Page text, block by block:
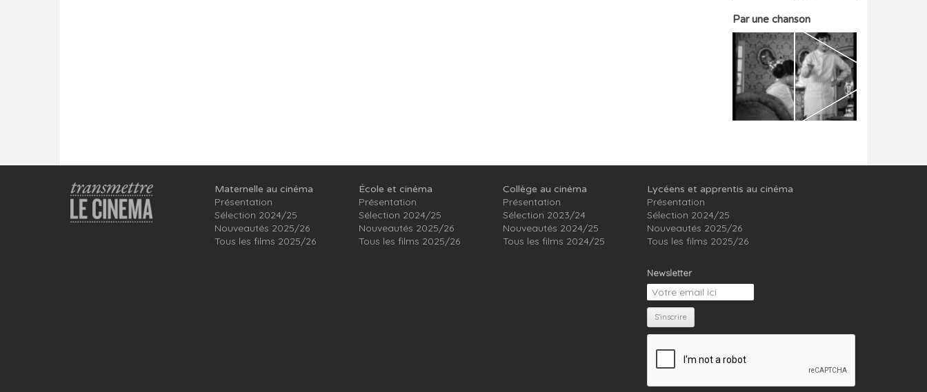
Par une chanson
Maternelle au cinéma
Présentation
Sélection 2024/25
Nouveautés 2025/26
Tous les films 2025/26
École et cinéma
Présentation
Sélection 2024/25
Nouveautés 2025/26
Tous les films 2025/26
Collège au cinéma
Présentation
Sélection 2023/24
Nouveautés 2024/25
Tous les films 2024/25
Lycéens et apprentis au cinéma
Présentation
Sélection 2024/25
Nouveautés 2025/26
Tous les films 2025/26
Newsletter